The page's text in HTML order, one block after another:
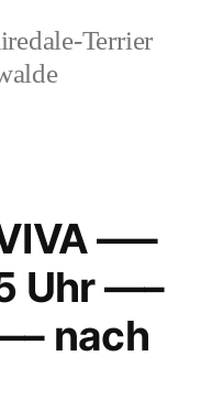
Terrier
—–
Uhr —–
nach